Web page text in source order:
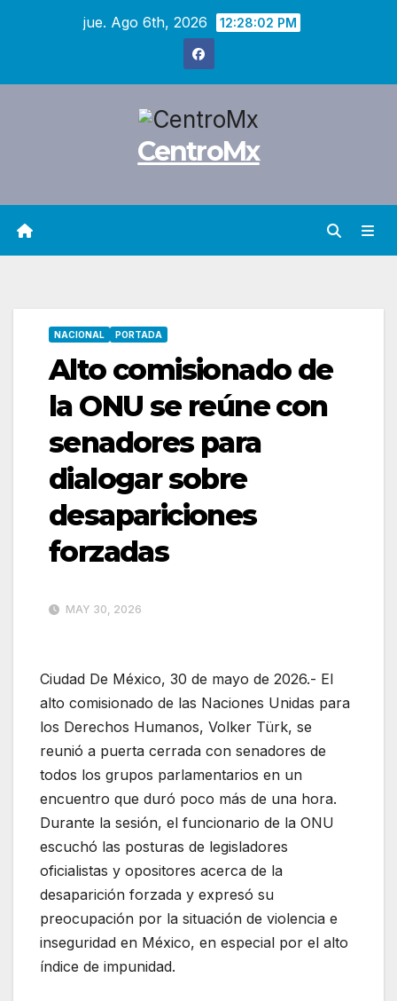
jue. Ago 6th, 2026 12:28:03 PM
CentroMx
NACIONAL PORTADA
Alto comisionado de
la ONU se reúne con
senadores para
dialogar sobre
desapariciones
forzadas
MAY 30, 2026
Ciudad De México, 30 de mayo de 2026.- El
alto comisionado de las Naciones Unidas para
los Derechos Humanos, Volker Türk, se
reunió a puerta cerrada con senadores de
todos los grupos parlamentarios en un
encuentro que duró poco más de una hora.
Durante la sesión, el funcionario de la ONU
escuchó las posturas de legisladores
oficialistas y opositores acerca de la
desaparición forzada y expresó su
preocupación por la situación de violencia e
inseguridad en México, en especial por el alto
índice de impunidad.